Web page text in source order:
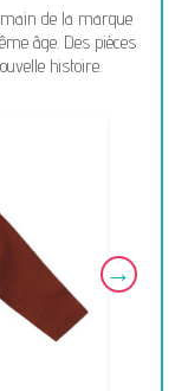
de la marque
âge. Des pièces
histoire.